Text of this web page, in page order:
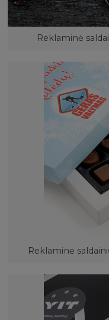
Reklaminė
Reklaminė